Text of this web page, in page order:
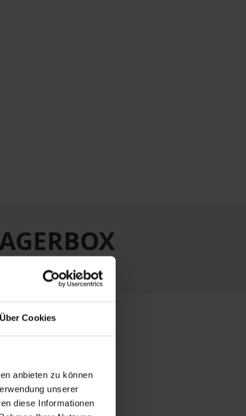
Über Cookies
anbieten zu können
unserer
diese Informationen